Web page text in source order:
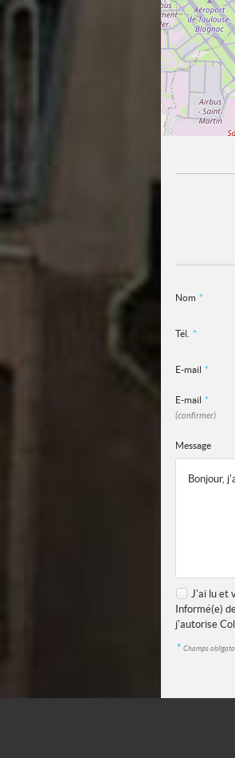
Nom *
Tél. *
E-mail *
E-mail *
(confirmer)
Message
J'ai lu et
Informé(e)
j'autorise
* Champs